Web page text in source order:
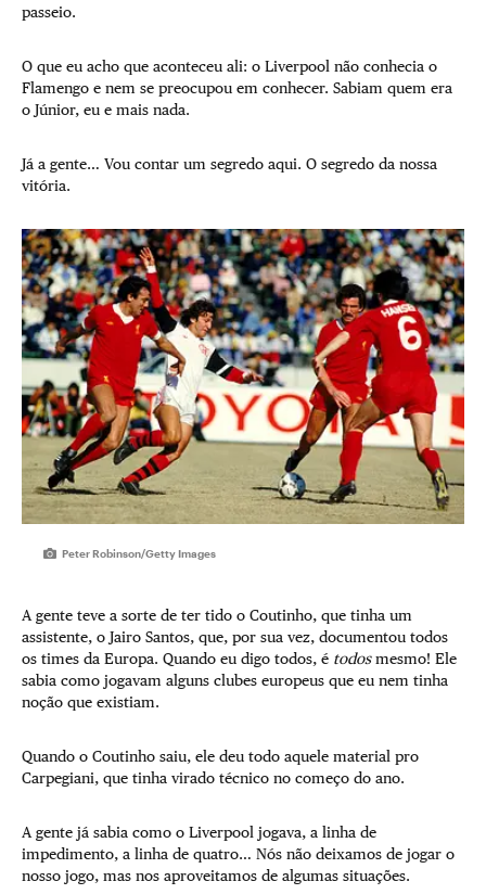
passeio.
O que eu acho que aconteceu ali: o Liverpool não conhecia o
Flamengo e nem se preocupou em conhecer. Sabiam quem era
o Júnior, eu e mais nada.
Já a gente… Vou contar um segredo aqui. O segredo da nossa
vitória.
Peter Robinson/Getty Images
A gente teve a sorte de ter tido o Coutinho, que tinha um
assistente, o Jairo Santos, que, por sua vez, documentou todos
os times da Europa. Quando eu digo todos, é todosmesmo! Ele
sabia como jogavam alguns clubes europeus que eu nem tinha
noção que existiam.
Quando o Coutinho saiu, ele deu todo aquele material pro
Carpegiani, que tinha virado técnico no começo do ano.
A gente já sabia como o Liverpool jogava, a linha de
impedimento, a linha de quatro… Nós não deixamos de jogar o
nosso jogo, mas nos aproveitamos de algumas situações.